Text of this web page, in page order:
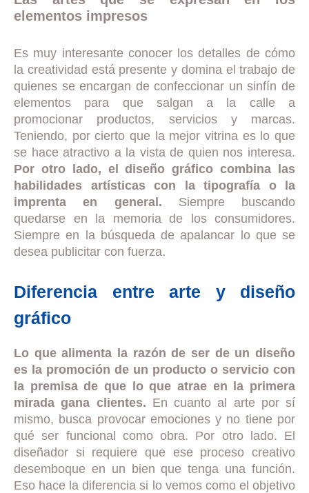
elementos impresos
Es muy interesante conocer los detalles de cómo
la creatividad está presente y domina el trabajo de
quienes se encargan de confeccionar un sinfín de
elementos para que salgan a la calle a
promocionar productos, servicios y marcas.
Teniendo, por cierto que la mejor vitrina es lo que
se hace atractivo a la vista de quien nos interesa.
Por otro lado, el diseño gráfico combina las
habilidades artísticas con la tipografía o la
imprenta en general. Siempre buscando
quedarse en la memoria de los consumidores.
Siempre en la búsqueda de apalancar lo que se
desea publicitar con fuerza.
Diferencia entre arte y diseño
gráfico
Lo que alimenta la razón de ser de un diseño
es la promoción de un producto o servicio con
la premisa de que lo que atrae en la primera
mirada gana clientes. En cuanto al arte por sí
mismo, busca provocar emociones y no tiene por
qué ser funcional como obra. Por otro lado. El
diseñador si requiere que ese proceso creativo
desemboque en un bien que tenga una función.
Eso hace la diferencia si lo vemos como el objetivo